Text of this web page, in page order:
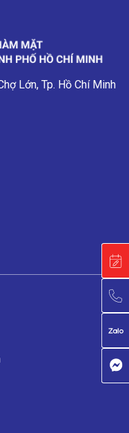
Lớn, Tp. Hồ Chí Minh